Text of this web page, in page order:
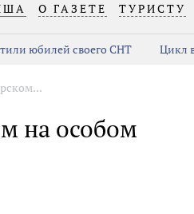
О ГАЗЕТЕ ТУРИСТУ
юбилей своего СНТ Цикл
на особом